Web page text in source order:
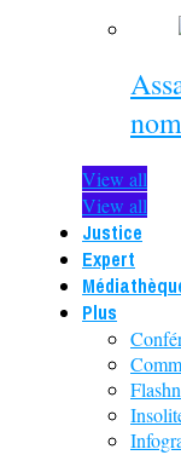
View all
View all
Justice
Expert
Plus